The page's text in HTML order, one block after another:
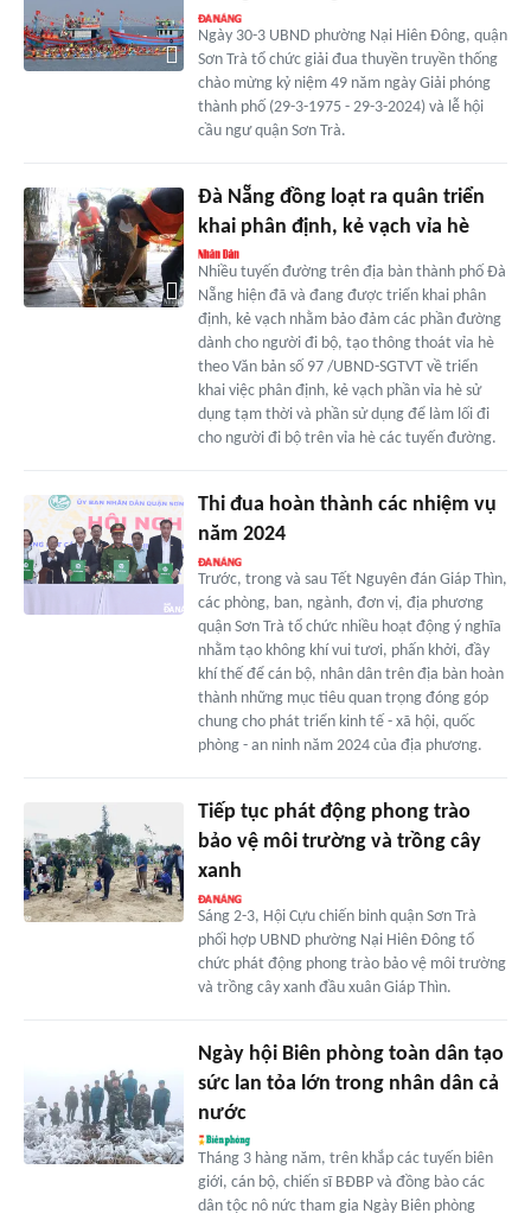
Ngày 30-3 UBND phường Nại Hiên Đông, quận
Sơn Trà tổ chức giải đua thuyền truyền thống
chào mừng kỷ niệm 49 năm ngày Giải phóng
thành phố (29-3-1975 - 29-3-2024) và lễ hội
cầu ngư quận Sơn Trà.
Đà Nẵng đồng loạt ra quân triển
khai phân định, kẻ vạch vỉa hè
Nhiều tuyến đường trên địa bàn thành phố Đà
Nẵng hiện đã và đang được triển khai phân
định, kẻ vạch nhằm bảo đảm các phần đường
dành cho người đi bộ, tạo thông thoát vỉa hè
theo Văn bản số 97 /UBND-SGTVT về triển
khai việc phân định, kẻ vạch phần vỉa hè sử
dụng tạm thời và phần sử dụng để làm lối đi
cho người đi bộ trên vỉa hè các tuyến đường.
Thi đua hoàn thành các nhiệm vụ
năm 2024
Trước, trong và sau Tết Nguyên đán Giáp Thìn,
các phòng, ban, ngành, đơn vị, địa phương
quận Sơn Trà tổ chức nhiều hoạt động ý nghĩa
nhằm tạo không khí vui tươi, phấn khởi, đầy
khí thế để cán bộ, nhân dân trên địa bàn hoàn
thành những mục tiêu quan trọng đóng góp
chung cho phát triển kinh tế - xã hội, quốc
phòng - an ninh năm 2024 của địa phương.
Tiếp tục phát động phong trào
bảo vệ môi trường và trồng cây
xanh
Sáng 2-3, Hội Cựu chiến binh quận Sơn Trà
phối hợp UBND phường Nại Hiên Đông tổ
chức phát động phong trào bảo vệ môi trường
và trồng cây xanh đầu xuân Giáp Thìn.
Ngày hội Biên phòng toàn dân tạo
sức lan tỏa lớn trong nhân dân cả
nước
Tháng 3 hàng năm, trên khắp các tuyến biên
giới, cán bộ, chiến sĩ BĐBP và đồng bào các
dân tộc nô nức tham gia Ngày Biên phòng